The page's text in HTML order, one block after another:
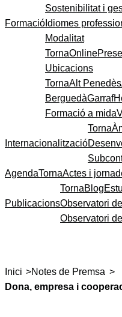
Formació
Sostenibilitat i
Idiomes
Modalitat
TornaOnline
Ubicacions
TornaAlt Penedès
BerguedàGarraf
Formació a mida
Internacionalització
Torna
AgendaTornaActes i
Publicacions
TornaBlog
Observatori
Observatori
Inici >Notes de Premsa >
Dona, empresa i